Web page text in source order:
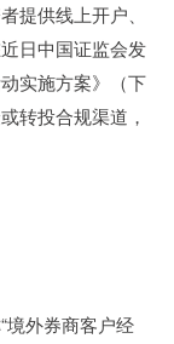
提供线上开户、
日中国证监会发
实施方案》（下
转投合规渠道，
境外券商客户经